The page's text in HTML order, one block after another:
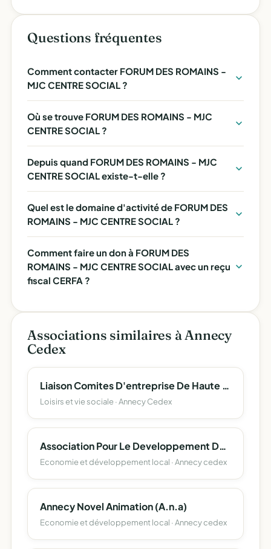
Questions fréquentes
Comment contacter FORUM DES ROMAINS -
MJC CENTRE SOCIAL ?
Où se trouve FORUM DES ROMAINS - MJC
CENTRE SOCIAL ?
Depuis quand FORUM DES ROMAINS - MJC
CENTRE SOCIAL existe-t-elle ?
Quel est le domaine d'activité de FORUM DES
ROMAINS - MJC CENTRE SOCIAL ?
Comment faire un don à FORUM DES
ROMAINS - MJC CENTRE SOCIAL avec un reçu
fiscal CERFA ?
Associations similaires à Annecy
Cedex
Liaison Comites D'entreprise De Haute Savoie (L.c.e. 74)
Loisirs et vie sociale · Annecy Cedex
Association Pour Le Developpement De L'emploi Agricole Et Rural De Haute-Savoie
Economie et développement local · Annecy cedex
Annecy Novel Animation (A.n.a)
Economie et développement local · Annecy cedex